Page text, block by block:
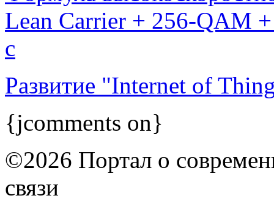
Lean Carrier + 256-QAM
с
Развитие "Internet of
{jcomments on}
©2026 Портал о
связи